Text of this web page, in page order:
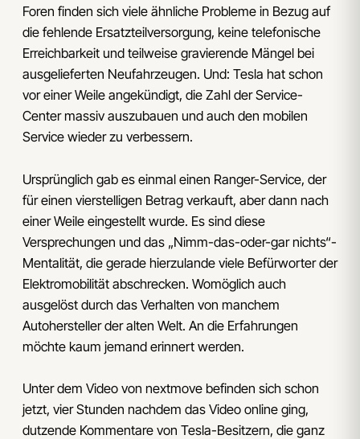
Foren finden sich viele ähnliche Probleme in Bezug auf
die fehlende Ersatzteilversorgung, keine telefonische
Erreichbarkeit und teilweise gravierende Mängel bei
ausgelieferten Neufahrzeugen. Und: Tesla hat schon
vor einer Weile angekündigt, die Zahl der Service-
Center massiv auszubauen und auch den mobilen
Service wieder zu verbessern.
Ursprünglich gab es einmal einen Ranger-Service, der
für einen vierstelligen Betrag verkauft, aber dann nach
einer Weile eingestellt wurde. Es sind diese
Versprechungen und das „Nimm-das-oder-gar nichts“-
Mentalität, die gerade hierzulande viele Befürworter der
Elektromobilität abschrecken. Womöglich auch
ausgelöst durch das Verhalten von manchem
Autohersteller der alten Welt. An die Erfahrungen
möchte kaum jemand erinnert werden.
Unter dem Video von nextmove befinden sich schon
jetzt, vier Stunden nachdem das Video online ging,
dutzende Kommentare von Tesla-Besitzern, die ganz